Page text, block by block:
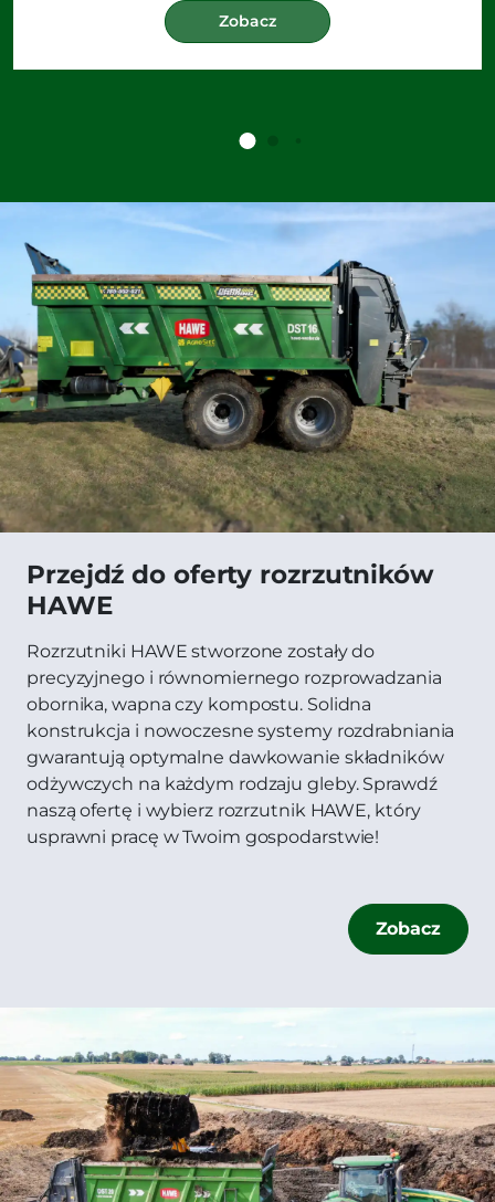
Zobacz
Przejdź do oferty rozrzutników
HAWE
Rozrzutniki HAWE stworzone zostały do
precyzyjnego i równomiernego rozprowadzania
obornika, wapna czy kompostu. Solidna
konstrukcja i nowoczesne systemy rozdrabniania
gwarantują optymalne dawkowanie składników
odżywczych na każdym rodzaju gleby. Sprawdź
naszą ofertę i wybierz rozrzutnik HAWE, który
usprawni pracę w Twoim gospodarstwie!
Zobacz